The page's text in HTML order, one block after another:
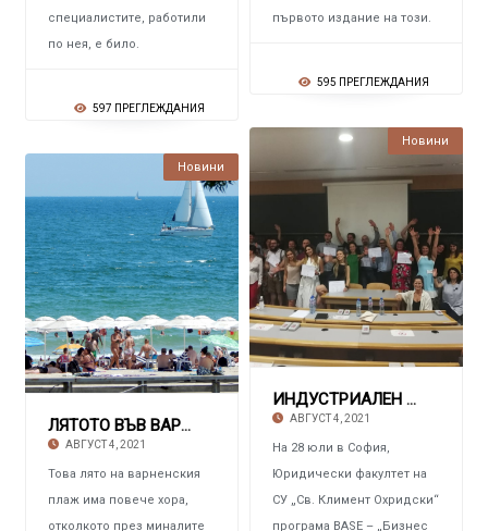
специалистите, работили
по нея, е било.
597 ПРЕГЛЕЖДАНИЯ
първото издание на този.
595 ПРЕГЛЕЖДАНИЯ
Новини
ИНДУСТРИАЛЕН КЛЪСТЕР „СРЕДНОГОРИЕ“ Успешно п
АВГУСТ 4, 2021
На 28 юли в София,
Юридически факултет на
СУ „Св. Климент Охридски“
програма BASE – „Бизнес
Новини
ЛЯТОТО ВЪВ ВАРНА Богато на културни и спортн
АВГУСТ 4, 2021
Това лято на варненския
плаж има повече хора,
отколкото през миналите